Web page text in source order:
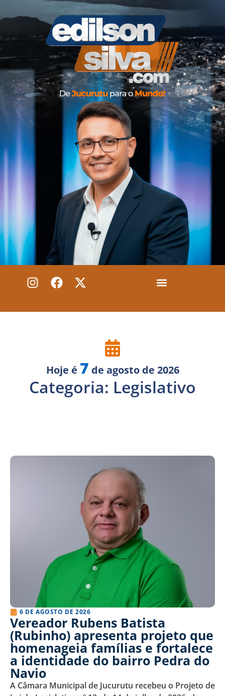
Hoje é 7 de agosto de 2026
Categoria: Legislativo
6 DE AGOSTO DE 2026
Vereador Rubens Batista
(Rubinho) apresenta projeto que
homenageia famílias e fortalece
a identidade do bairro Pedra do
Navio
A Câmara Municipal de Jucurutu recebeu o Projeto de